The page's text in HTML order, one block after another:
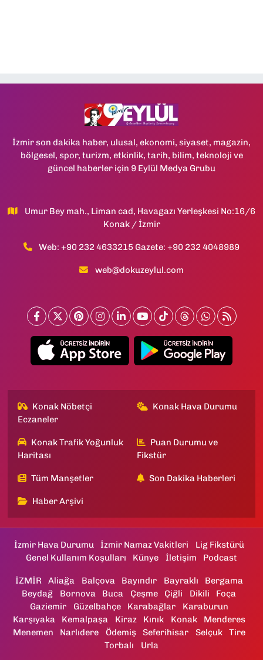
İzmir son dakika haber, ulusal, ekonomi, siyaset, magazin,
bölgesel, spor, turizm, etkinlik, tarih, bilim, teknoloji ve
güncel haberler için 9 Eylül Medya Grubu
Umur Bey mah., Liman cad, Havagazı Yerleşkesi No:16/6
Konak / İzmir
Web: +90 232 4633215 Gazete: +90 232 4048989
web@dokuzeylul.com
Konak Nöbetçi
Eczaneler
Konak Hava Durumu
Konak Trafik Yoğunluk
Haritası
Puan Durumu ve
Fikstür
Tüm Manşetler Son Dakika Haberleri
Haber Arşivi
İzmir Hava Durumu İzmir Namaz Vakitleri
Lig Fikstürü
Genel Kullanım Koşulları
Künye İletişim Podcast
İZMİR Aliağa Balçova Bayındır Bayraklı
Bergama
Beydağ
Bornova Buca Çeşme Çiğli Dikili
Foça
Gaziemir
Güzelbahçe Karabağlar
Karaburun
Karşıyaka
Kemalpaşa Kiraz Kınık Konak
Menderes
Menemen
Narlıdere Ödemiş Seferihisar Selçuk
Tire
Torbalı
Urla